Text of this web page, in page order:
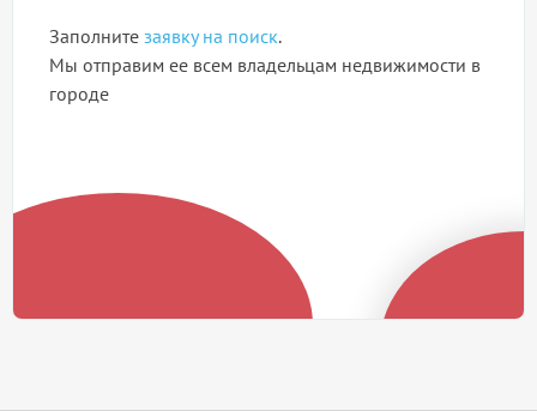
Заполните заявку на поиск.
Мы отправим ее всем владельцам недвижимости в
городе